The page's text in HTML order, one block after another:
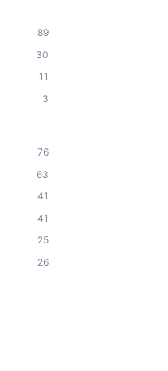
89
30
11
3
76
63
41
41
25
26